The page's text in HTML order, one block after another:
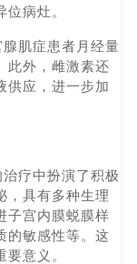
病灶。
肌症患者月经量
此外，雌激素还
供应，进一步加
疗中扮演了积极
，具有多种生理
子宫内膜蜕膜样
的敏感性等。这
意义。